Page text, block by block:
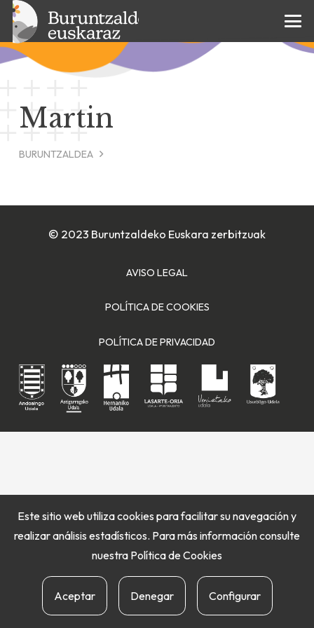
Martin
BURUNTZALDEA
© 2023 Buruntzaldeko Euskara zerbitzuak
AVISO LEGAL
POLÍTICA DE COOKIES
POLÍTICA DE PRIVACIDAD
Este sitio web utiliza cookies para facilitar su navegación y
realizar análisis estadísticos. Para más información consulte
nuestra Política de Cookies
Aceptar Denegar Configurar